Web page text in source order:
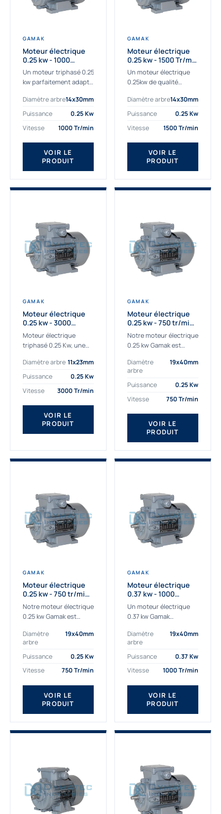
GAMAK
Moteur électrique
0.25 kw - 1000
Tr/min - 230/400V -
IE2
Un moteur triphasé 0.25
kw parfaitement adapté
sévères. Notre
important stock de
permet de livrer
rapidement tous types
de moteurs.
Ce moteur...
Diamètre arbre14x30mm
Puissance
0.25 Kw
Vitesse
1000 Tr/min
VOIR LE
PRODUIT
GAMAK
Moteur électrique
0.25 kw - 1500 Tr/min
- 230/400V - IE2
Un moteur électrique
0.25kw de qualité
professionnels. Notre
gamme de moteurs
sélectionné pour la très
haute...
Diamètre arbre14x30mm
Puissance
0.25 Kw
Vitesse
1500 Tr/min
VOIR LE
PRODUIT
GAMAK
Moteur électrique
0.25 kw - 3000
Tr/min - 230/400V -
IE2
Moteur électrique
triphasé 0.25 Kw, une
adaptée à tous types
de machines.
triphasé 0.25 Kw Gamak
à haut rendement...
Diamètre arbre 11x23mm
Puissance
0.25 Kw
Vitesse
3000 Tr/min
VOIR LE
PRODUIT
GAMAK
Moteur électrique
0.25 kw - 750 tr/min -
230/400V - IE2
Notre moteur électrique
0.25 kw Gamak est
aux applications
sévères. Nous
déterminons,
fournissons
des moteurs
asynchrones depuis de
nombreuses années....
Diamètre
arbre
19x40mm
Puissance
0.25 Kw
Vitesse
750 Tr/min
VOIR LE
PRODUIT
GAMAK
Moteur électrique
0.25 kw - 750 tr/min -
230/400V - IE3
Notre moteur électrique
0.25 kw Gamak est
aux applications
sévères. Nous
déterminons,
fournissons
des moteurs
asynchrones depuis de
nombreuses années....
Diamètre
arbre
19x40mm
Puissance
0.25 Kw
Vitesse
750 Tr/min
VOIR LE
PRODUIT
GAMAK
Moteur électrique
0.37 kw - 1000
Tr/min - 230/400V -
IE2
Un moteur électrique
0.37 kw Gamak
aux applications
industrielles.
Commander un moteur
Gamak c’est choisir un
produit de très haute
qualité....
Diamètre
arbre
19x40mm
Puissance
0.37 Kw
Vitesse
1000 Tr/min
VOIR LE
PRODUIT